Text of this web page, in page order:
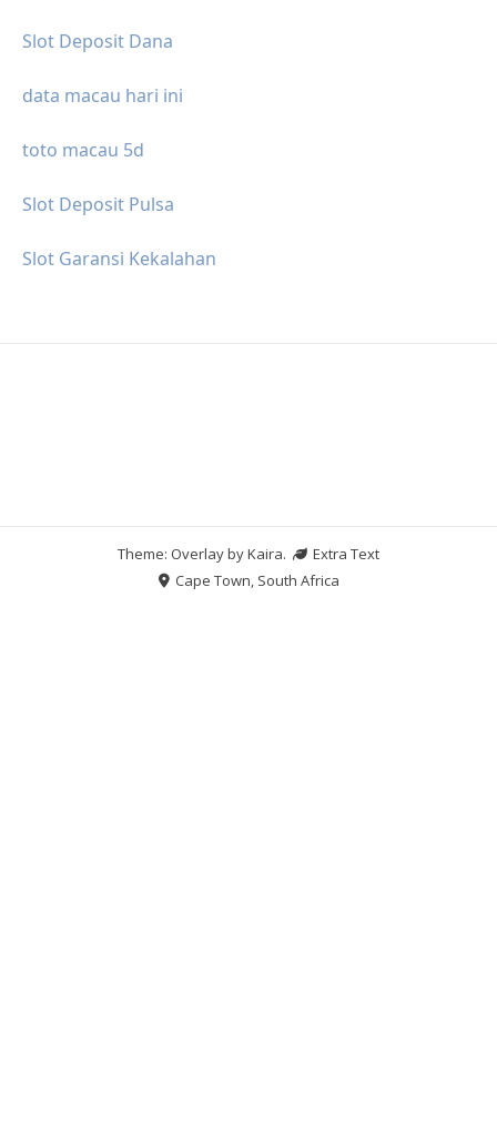
Slot Deposit Dana
data macau hari ini
toto macau 5d
Slot Deposit Pulsa
Slot Garansi Kekalahan
Theme: Overlay byKaira.
Extra Text
Cape Town, South Africa